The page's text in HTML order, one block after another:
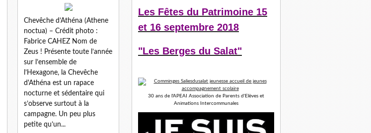
Chevêche d’Athéna (Athene
noctua) – Crédit photo :
Fabrice CAHEZ Nom de
Zeus ! Présente toute l’année
sur l’ensemble de
l’Hexagone, la Chevêche
d'Athéna est un rapace
nocturne et sédentaire qui
s’observe surtout à la
campagne. Un peu plus
petite qu’un...
Les Fêtes du Patrimoine 15
et 16 septembre 2018
"Les Berges du Salat"
30 ans de l'APEAI Association de Parents d'Elèves et
Animations Intercommunales